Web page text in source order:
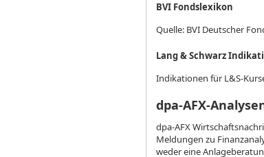
BVI Fondslexikon
Quelle: BVI Deutscher
Lang & Schwarz
Indikationen für L&S-
dpa-AFX-
dpa-AFX
Meldungen zu
weder eine